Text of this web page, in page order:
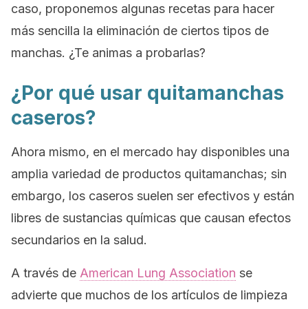
caso, proponemos algunas recetas para hacer
más sencilla la eliminación de ciertos tipos de
manchas. ¿Te animas a probarlas?
¿Por qué usar quitamanchas
caseros?
Ahora mismo, en el mercado hay disponibles una
amplia variedad de productos quitamanchas; sin
embargo, los caseros suelen ser efectivos y están
libres de sustancias químicas que causan efectos
secundarios en la salud.
A través de American Lung Association se
advierte que muchos de los artículos de limpieza